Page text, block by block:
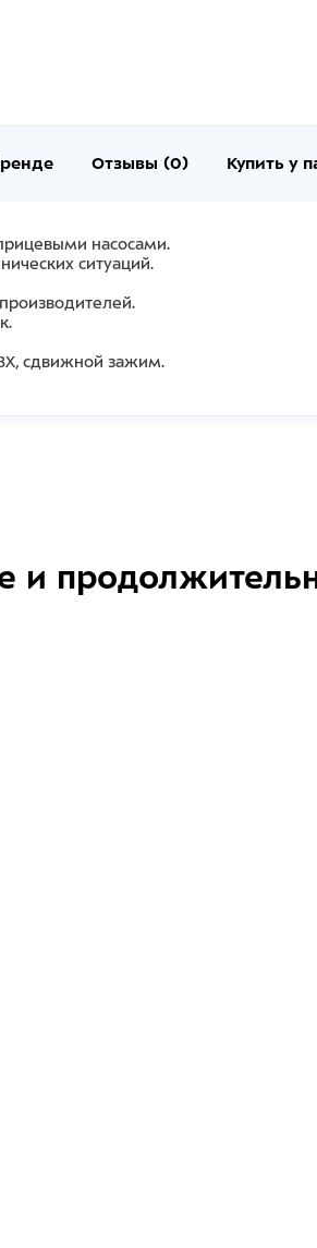
Отзывы (0) Купить у
насосами.
ситуаций.
сдвижной зажим.
и